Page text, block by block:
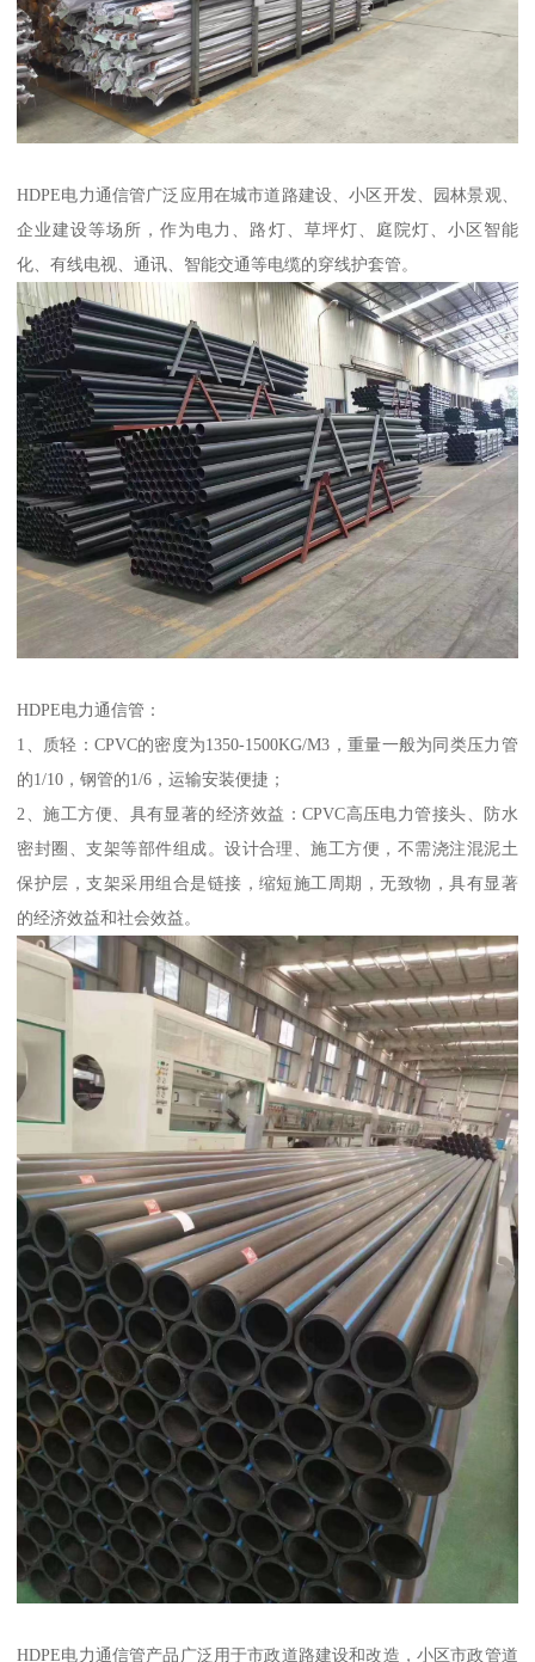
HDPE电力通信管广泛应用在城市道路建设、小区开发、园林景观、
企业建设等场所，作为电力、路灯、草坪灯、庭院灯、小区智能
化、有线电视、通讯、智能交通等电缆的穿线护套管。
HDPE电力通信管：
1、质轻：CPVC的密度为1350-1500KG/M3，重量一般为同类压力管
的1/10，钢管的1/6，运输安装便捷；
2、施工方便、具有显著的经济效益：CPVC高压电力管接头、防水
密封圈、支架等部件组成。设计合理、施工方便，不需浇注混泥土
保护层，支架采用组合是链接，缩短施工周期，无致物，具有显著
的经济效益和社会效益。
HDPE电力通信管产品广泛用于市政道路建设和改造，小区市政管道